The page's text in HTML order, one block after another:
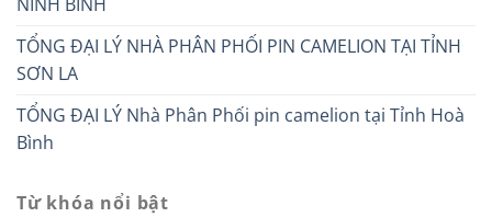
TỔNG ĐẠI LÝ NHÀ PHÂN PHỐI PIN CAMELION TẠI TỈNH
SƠN LA
TỔNG ĐẠI LÝ Nhà Phân Phối pin camelion tại Tỉnh Hoà
Bình
Từ khóa nổi bật